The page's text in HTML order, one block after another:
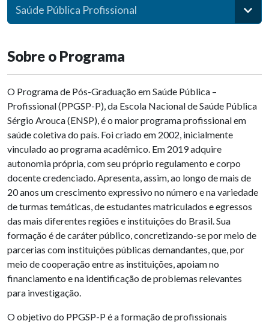
Saúde Pública Profissional
Sobre o Programa
O Programa de Pós-Graduação em Saúde Pública –
Profissional (PPGSP-P), da Escola Nacional de Saúde Pública
Sérgio Arouca (ENSP), é o maior programa profissional em
saúde coletiva do país. Foi criado em 2002, inicialmente
vinculado ao programa acadêmico. Em 2019 adquire
autonomia própria, com seu próprio regulamento e corpo
docente credenciado. Apresenta, assim, ao longo de mais de
20 anos um crescimento expressivo no número e na variedade
de turmas temáticas, de estudantes matriculados e egressos
das mais diferentes regiões e instituições do Brasil. Sua
formação é de caráter público, concretizando-se por meio de
parcerias com instituições públicas demandantes, que, por
meio de cooperação entre as instituições, apoiam no
financiamento e na identificação de problemas relevantes
para investigação.
O objetivo do PPGSP-P é a formação de profissionais